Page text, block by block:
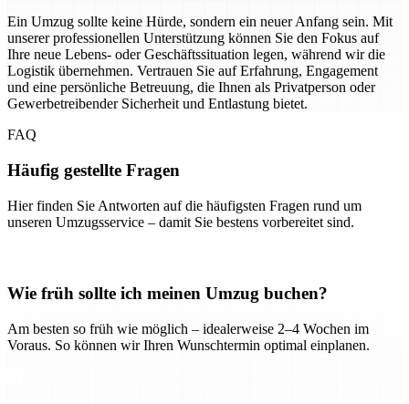
Ein Umzug sollte keine Hürde, sondern ein neuer Anfang sein. Mit
unserer professionellen Unterstützung können Sie den Fokus auf
Ihre neue Lebens- oder Geschäftssituation legen, während wir die
Logistik übernehmen. Vertrauen Sie auf Erfahrung, Engagement
und eine persönliche Betreuung, die Ihnen als Privatperson oder
Gewerbetreibender Sicherheit und Entlastung bietet.
FAQ
Häufig gestellte Fragen
Hier finden Sie Antworten auf die häufigsten Fragen rund um
unseren Umzugsservice – damit Sie bestens vorbereitet sind.
Wie früh sollte ich meinen Umzug buchen?
Am besten so früh wie möglich – idealerweise 2–4 Wochen im
Voraus. So können wir Ihren Wunschtermin optimal einplanen.